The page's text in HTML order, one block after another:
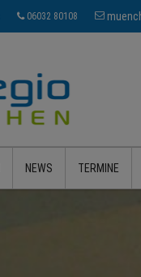
06032 80108
NEWS TERMINE